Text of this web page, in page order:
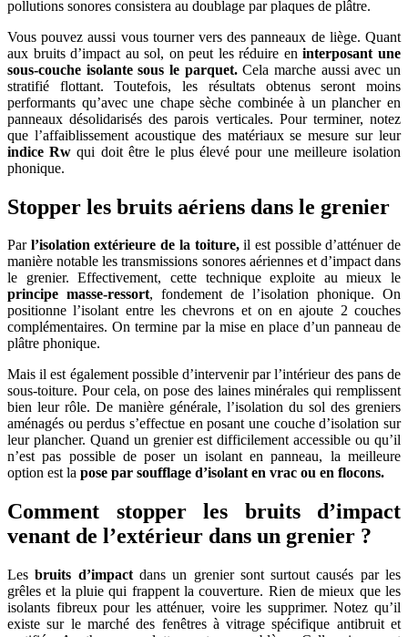
pollutions sonores consistera au doublage par plaques de plâtre.
Vous pouvez aussi vous tourner vers des panneaux de liège. Quant
aux bruits d’impact au sol, on peut les réduire eninterposant une
sous-couche isolante sous le parquet.Cela marche aussi avec un
stratifié flottant. Toutefois, les résultats obtenus seront moins
performants qu’avec une chape sèche combinée à un plancher en
panneaux désolidarisés des parois verticales. Pour terminer, notez
que l’affaiblissement acoustique des matériaux se mesure sur leur
indice Rw qui doit être le plus élevé pour une meilleure isolation
phonique.
Stopper les bruits aériens dans le grenier
Par l’isolation extérieure de la toiture,il est possible d’atténuer de
manière notable les transmissions sonores aériennes et d’impact dans
le grenier. Effectivement, cette technique exploite au mieux le
principe masse-ressort, fondement de l’isolation phonique. On
positionne l’isolant entre les chevrons et on en ajoute 2 couches
complémentaires. On termine par la mise en place d’un panneau de
plâtre phonique.
Mais il est également possible d’intervenir par l’intérieur des pans de
sous-toiture. Pour cela, on pose des laines minérales qui remplissent
bien leur rôle. De manière générale, l’isolation du sol des greniers
aménagés ou perdus s’effectue en posant une couche d’isolation sur
leur plancher. Quand un grenier est difficilement accessible ou qu’il
n’est pas possible de poser un isolant en panneau, la meilleure
option est la pose par soufflage d’isolant en vrac ou en flocons.
Comment stopper les bruits d’impact
venant de l’extérieur dans un grenier ?
Lesbruits d’impactdans un grenier sont surtout causés par les
grêles et la pluie qui frappent la couverture. Rien de mieux que les
isolants fibreux pour les atténuer, voire les supprimer. Notez qu’il
existe sur le marché des fenêtres à vitrage spécifique antibruit et